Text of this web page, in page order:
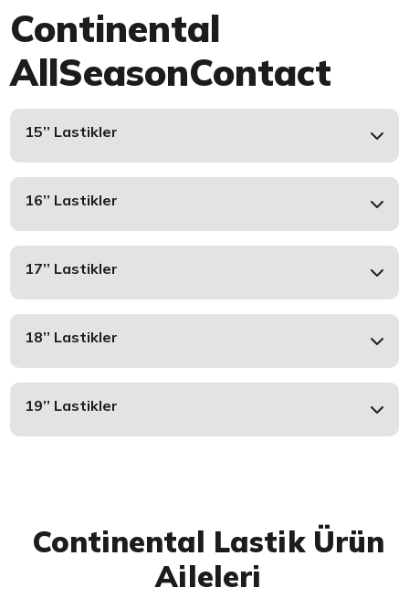
Continental
AllSeasonContact
15’’ Lastikler
16’’ Lastikler
17’’ Lastikler
18’’ Lastikler
19’’ Lastikler
Continental Lastik Ürün
Aileleri